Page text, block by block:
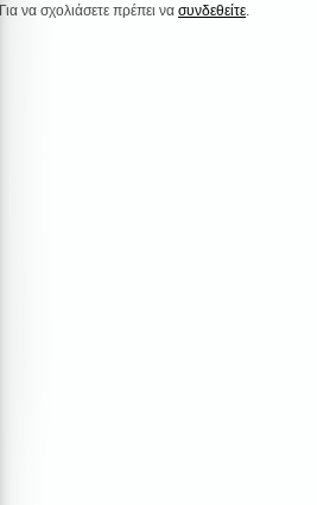
Για να σχολιάσετε πρέπει να συνδεθείτε.